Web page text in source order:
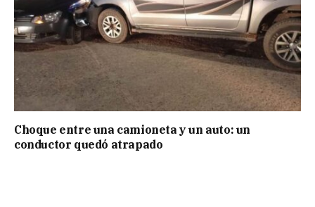
Choque entre una camioneta y un auto: un
conductor quedó atrapado